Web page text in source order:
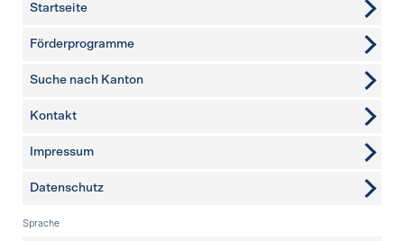
Startseite
Förderprogramme
Suche nach Kanton
weitere Seiten
Kontakt
Impressum
Datenschutz
Sprache